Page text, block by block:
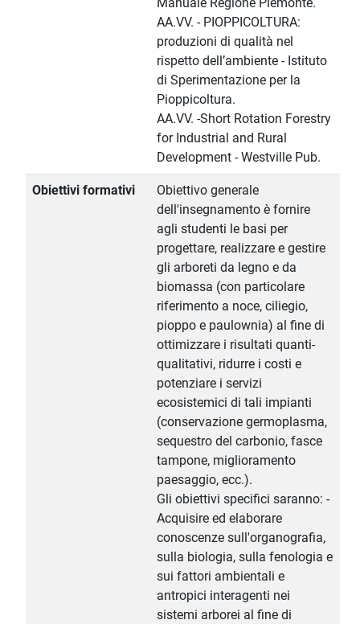
Manuale Regione Piemonte.
AA.VV. - PIOPPICOLTURA:
produzioni di qualità nel
rispetto dell’ambiente - Istituto
di Sperimentazione per la
Pioppicoltura.
AA.VV. -Short Rotation Forestry
for Industrial and Rural
Development - Westville Pub.
Obiettivi formativi
Obiettivo generale
dell'insegnamento è fornire
agli studenti le basi per
progettare, realizzare e gestire
gli arboreti da legno e da
biomassa (con particolare
riferimento a noce, ciliegio,
pioppo e paulownia) al fine di
ottimizzare i risultati quanti-
qualitativi, ridurre i costi e
potenziare i servizi
ecosistemici di tali impianti
(conservazione germoplasma,
sequestro del carbonio, fasce
tampone, miglioramento
paesaggio, ecc.).
Gli obiettivi specifici saranno: -
Acquisire ed elaborare
conoscenze sull'organografia,
sulla biologia, sulla fenologia e
sui fattori ambientali e
antropici interagenti nei
sistemi arborei al fine di